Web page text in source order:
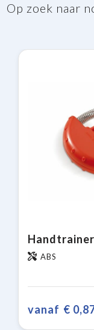
Op zoek naar
Handtrainer
ABS
vanaf €